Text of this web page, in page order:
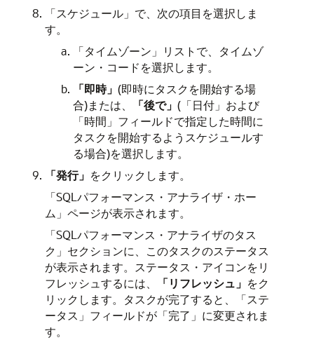
「スケジュール」で、次の項目を選択しま
す。
「タイムゾーン」リストで、タイムゾ
ーン・コードを選択します。
「即時」 (即時にタスクを開始する場
合)または、
「後で」 (「日付」および
「時間」フィールドで指定した時間に
タスクを開始するようスケジュールす
る場合)を選択します。
「発行」 をクリックします。
「SQLパフォーマンス・アナライザ・ホー
ム」ページが表示されます。
「SQLパフォーマンス・アナライザのタス
ク」セクションに、このタスクのステータス
が表示されます。ステータス・アイコンをリ
フレッシュするには、
「リフレッシュ」 をク
リックします。タスクが完了すると、「ステ
ータス」フィールドが「完了」に変更されま
す。